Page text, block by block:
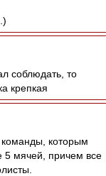
соблюдать, то
крепкая
которым
5 мячей, причем все